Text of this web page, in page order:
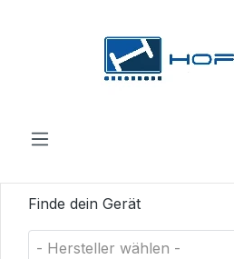
Finde dein Gerät
- Hersteller wählen -